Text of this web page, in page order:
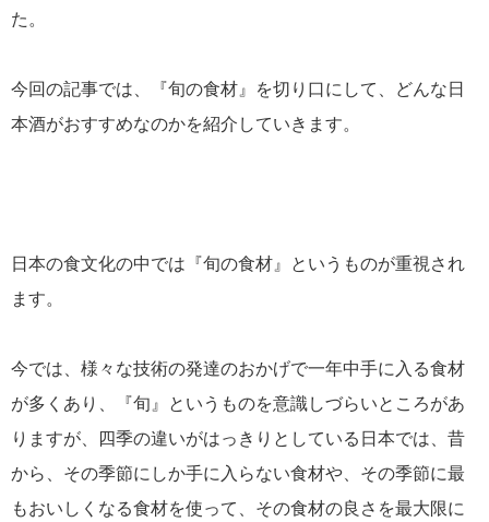
た。
今回の記事では、『旬の食材』を切り口にして、どんな日
本酒がおすすめなのかを紹介していきます。
日本の食文化の中では『旬の食材』というものが重視され
ます。
今では、様々な技術の発達のおかげで一年中手に入る食材
が多くあり、『旬』というものを意識しづらいところがあ
りますが、四季の違いがはっきりとしている日本では、昔
から、その季節にしか手に入らない食材や、その季節に最
もおいしくなる食材を使って、その食材の良さを最大限に